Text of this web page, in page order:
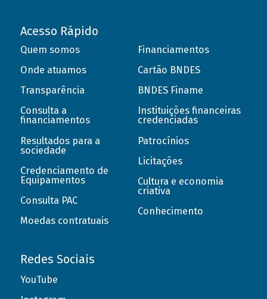
Acesso Rápido
Quem somos
Onde atuamos
Transparência
Consulta a
financiamentos
Resultados para a
sociedade
Credenciamento de
Equipamentos
Consulta PAC
Moedas contratuais
Financiamentos
Cartão BNDES
BNDES Finame
Instituições financeiras
credenciadas
Patrocínios
Licitações
Cultura e economia
criativa
Conhecimento
Redes Sociais
YouTube